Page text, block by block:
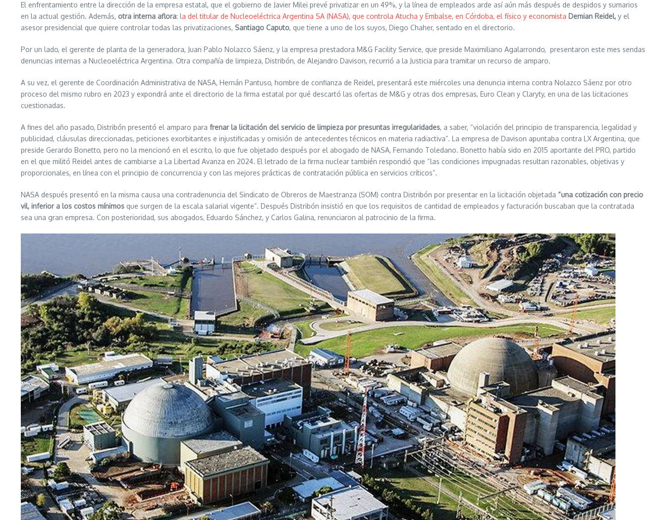
El enfrentamiento entre la dirección de la empresa estatal, que el gobierno de Javier Milei prevé privatizar en un 49%, y la línea de empleados arde así aún más después de despidos y sumarios
en la actual gestión. Además, otra interna aflora: la del titular de Nucleoeléctrica Argentina SA (NASA), que controla Atucha y Embalse, en Córdoba, el físico y economista Demian Reidel, y el
asesor presidencial que quiere controlar todas las privatizaciones, Santiago Caputo, que tiene a uno de los suyos, Diego Chaher, sentado en el directorio.
Por un lado, el gerente de planta de la generadora, Juan Pablo Nolazco Sáenz, y la empresa prestadora M&G Facility Service, que preside Maximiliano Agalarrondo, presentaron este mes sendas
denuncias internas a Nucleoeléctrica Argentina. Otra compañía de limpieza, Distribón, de Alejandro Davison, recurrió a la Justicia para tramitar un recurso de amparo.
A su vez, el gerente de Coordinación Administrativa de NASA, Hernán Pantuso, hombre de confianza de Reidel, presentará este miércoles una denuncia interna contra Nolazco Sáenz por otro
proceso del mismo rubro en 2023 y expondrá ante el directorio de la firma estatal por qué descartó las ofertas de M&G y otras dos empresas, Euro Clean y Claryty, en una de las licitaciones
cuestionadas.
A fines del año pasado, Distribón presentó el amparo para frenar la licitación del servicio de limpieza por presuntas irregularidades, a saber, “violación del principio de transparencia, legalidad y
publicidad, cláusulas direccionadas, peticiones exorbitantes e injustificadas y omisión de antecedentes técnicos en materia radiactiva”. La empresa de Davison apuntaba contra LX Argentina, que
preside Gerardo Bonetto, pero no la mencionó en el escrito, lo que fue objetado después por el abogado de NASA, Fernando Toledano. Bonetto había sido en 2015 aportante del PRO, partido
en el que militó Reidel antes de cambiarse a La Libertad Avanza en 2024. El letrado de la firma nuclear también respondió que “las condiciones impugnadas resultan razonables, objetivas y
proporcionales, en línea con el principio de concurrencia y con las mejores prácticas de contratación pública en servicios críticos”.
NASA después presentó en la misma causa una contradenuncia del Sindicato de Obreros de Maestranza (SOM) contra Distribón por presentar en la licitación objetada “una cotización con precio
vil, inferior a los costos mínimos que surgen de la escala salarial vigente”. Después Distribón insistió en que los requisitos de cantidad de empleados y facturación buscaban que la contratada
sea una gran empresa. Con posterioridad, sus abogados, Eduardo Sánchez, y Carlos Galina, renunciaron al patrocinio de la firma.